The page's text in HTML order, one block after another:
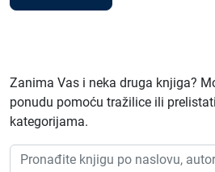
Zanima Vas i neka druga knjiga?
ponudu pomoću tražilice ili
kategorijama.